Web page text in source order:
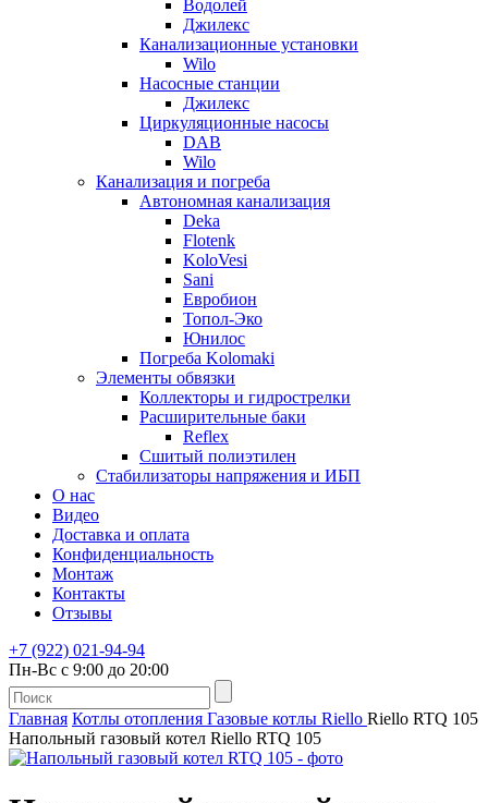
Водолей
Джилекс
Канализационные установки
Wilo
Насосные станции
Джилекс
Циркуляционные насосы
DAB
Wilo
Канализация и погреба
Автономная канализация
Deka
Flotenk
KoloVesi
Sani
Евробион
Топол-Эко
Юнилос
Погреба Kolomaki
Элементы обвязки
Коллекторы и гидрострелки
Расширительные баки
Reflex
Сшитый полиэтилен
Стабилизаторы напряжения и ИБП
О нас
Видео
Доставка и оплата
Конфиденциальность
Монтаж
Контакты
Отзывы
+7 (922) 021-94-94
Пн-Вс с 9:00 до 20:00
Главная Котлы отопления Газовые котлы Riello Riello RTQ 105
Напольный газовый котел Riello RTQ 105